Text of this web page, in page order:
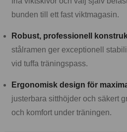
bunden till ett fast viktmagasin.
Robust, professionell
stålramen ger exceptionell
vid tuffa träningspass.
Ergonomisk design för
justerbara sitthöjder och säkert
och komfort under träningen.